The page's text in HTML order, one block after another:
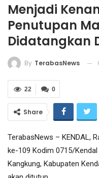
Menjadi
Penutupan
Didatangkan
By TerabasNews
0
22
Share
TerabasNews – KENDAL,
ke-109 Kodim 0715/
Kangkung, Kabupaten